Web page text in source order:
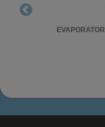
EVAPORATORI